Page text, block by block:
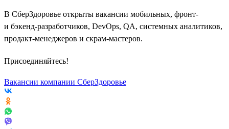
В СберЗдоровье открыты вакансии мобильных, фронт-
и бэкенд-разработчиков, DevOps, QA, системных аналитиков,
продакт-менеджеров и скрам-мастеров.
Присоединяйтесь!
Вакансии компании СберЗдоровье